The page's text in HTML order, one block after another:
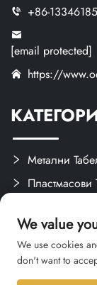
+86-
[email protected]
https://
Метални
Пластмасови
We value
We use cookies
don't want to